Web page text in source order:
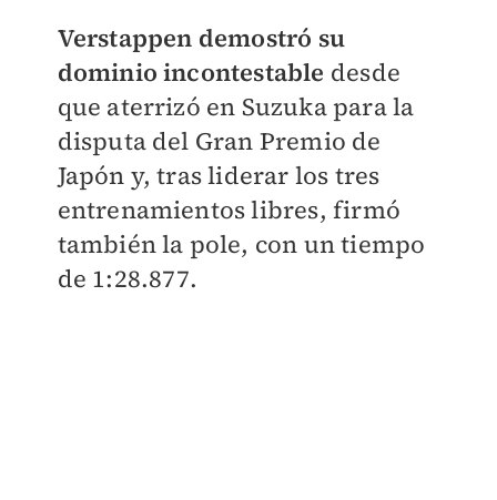
Verstappen demostró su
dominio incontestable desde
que aterrizó en Suzuka para la
disputa del Gran Premio de
Japón y, tras liderar los tres
entrenamientos libres, firmó
también la pole, con un tiempo
de 1:28.877.